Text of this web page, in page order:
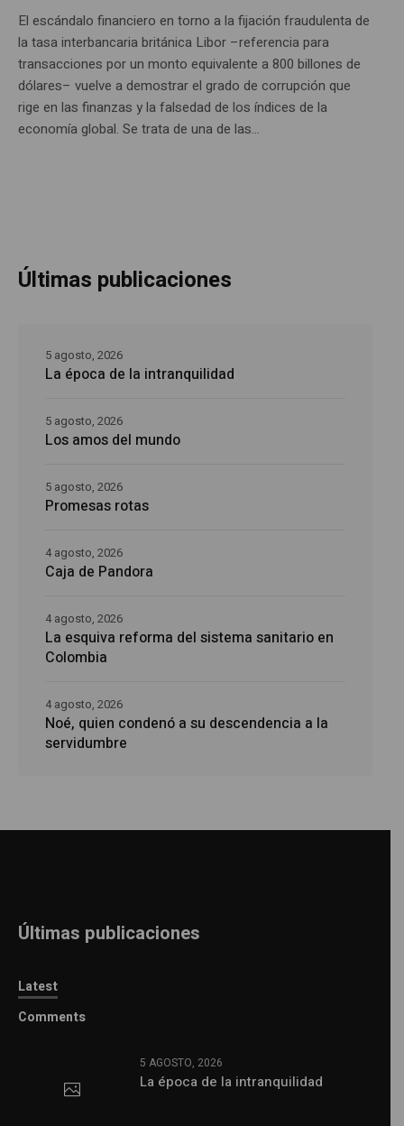
El escándalo financiero en torno a la fijación fraudulenta de
la tasa interbancaria británica Libor –referencia para
transacciones por un monto equivalente a 800 billones de
dólares– vuelve a demostrar el grado de corrupción que
rige en las finanzas y la falsedad de los índices de la
economía global. Se trata de una de las...
Últimas publicaciones
La época de la intranquilidad
5 agosto, 2026
Los amos del mundo
5 agosto, 2026
Promesas rotas
5 agosto, 2026
Caja de Pandora
4 agosto, 2026
La esquiva reforma del sistema sanitario en
Colombia
4 agosto, 2026
Noé, quien condenó a su descendencia a la
servidumbre
4 agosto, 2026
Últimas publicaciones
Latest
Comments
5 AGOSTO, 2026
La época de la intranquilidad